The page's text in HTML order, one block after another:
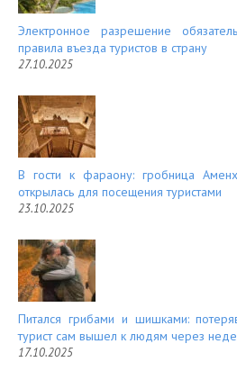
Электронное разрешение
правила въезда туристов в страну
27.10.2025
В гости к фараону: гробница
открылась для посещения туристами
23.10.2025
Питался грибами и шишками:
турист сам вышел к людям через
17.10.2025